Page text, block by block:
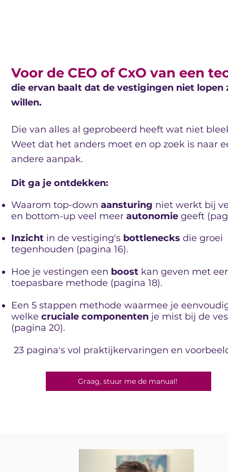
Voor de CEO of CxO van een
die ervan baalt dat de vestigingen niet lopen
willen.
Die van alles al geprobeerd heeft wat niet
Weet dat het anders moet en op zoek is naar
andere aanpak.
Dit ga je ontdekken:
Waarom top-down aansturing niet werkt bij
en bottom-up veel meer autonomie geeft
Inzicht in de vestiging's bottlenecks die groei
tegenhouden (pagina 16).
Hoe je vestingen een boost kan geven met
toepasbare methode (pagina 18).
Een 5 stappen methode waarmee je
welke cruciale componenten je mist bij de
(pagina 20).
23 pagina's vol praktijkervaringen en
Graag, stuur me de manual!